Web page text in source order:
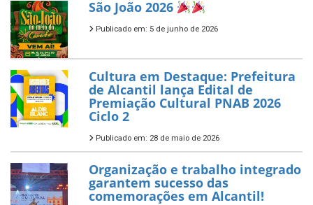
São João 2026
Publicado em: 5 de junho de 2026
Cultura em Destaque: Prefeitura
de Alcantil lança Edital de
Premiação Cultural PNAB 2026
Ciclo 2
Publicado em: 28 de maio de 2026
Organização e trabalho integrado
garantem sucesso das
comemorações em Alcantil!